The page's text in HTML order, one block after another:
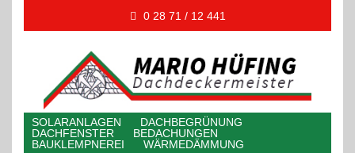
0 28 71 / 12 441
SOLARANLAGEN DACHBEGRÜNUNG
DACHFENSTER BEDACHUNGEN
BAUKLEMPNEREI WÄRMEDÄMMUNG